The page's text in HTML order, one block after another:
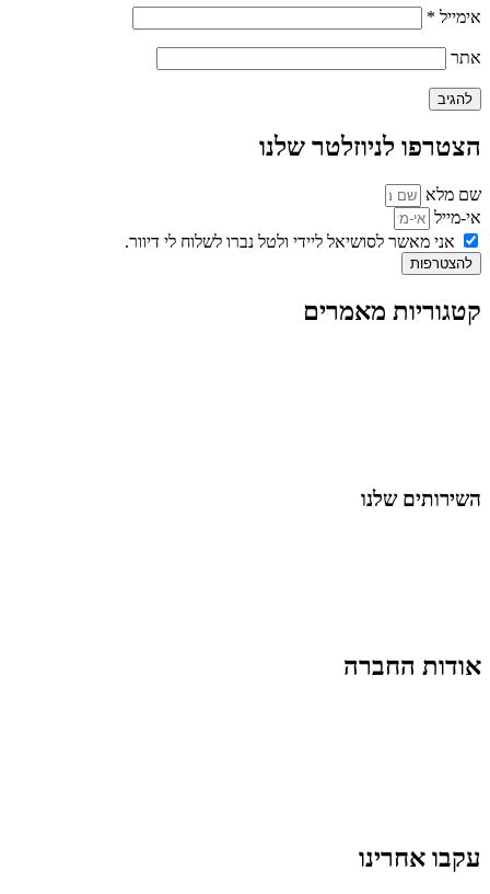
אימייל *
אתר
הצטרפו לניוזלטר שלנו
שם מלא
אי-מייל
אני מאשר לסושיאל ליידי ולטל נברו לשלוח לי דיוור.
להצטרפות
קטגוריות מאמרים
השירותים שלנו
אודות החברה
עקבו אחרינו